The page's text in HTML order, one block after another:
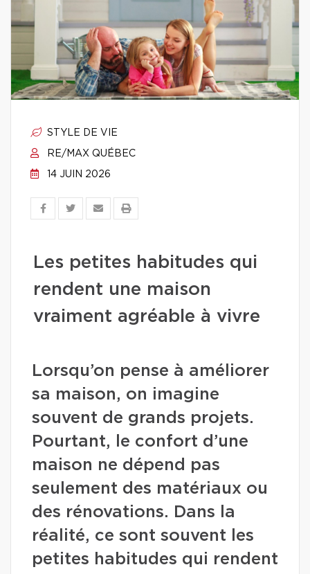
STYLE DE VIE
RE/MAX QUÉBEC
14 JUIN 2026
Les petites habitudes qui
rendent une maison
vraiment agréable à vivre
Lorsqu’on pense à améliorer
sa maison, on imagine
souvent de grands projets.
Pourtant, le confort d’une
maison ne dépend pas
seulement des matériaux ou
des rénovations. Dans la
réalité, ce sont souvent les
petites habitudes qui rendent